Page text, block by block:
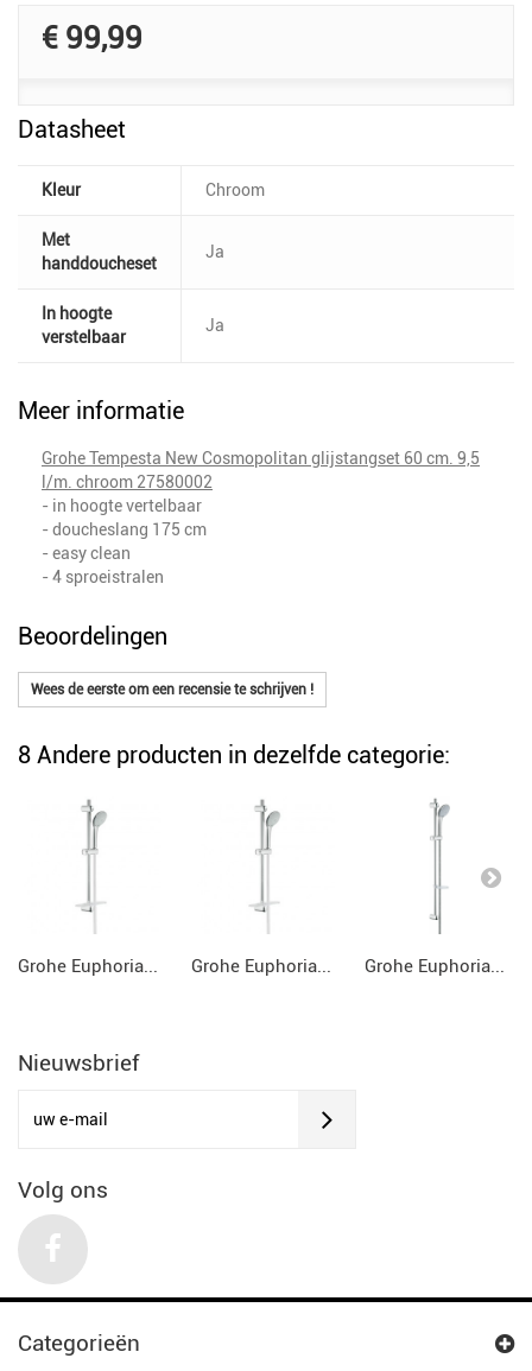
€ 99,99
Datasheet
Kleur Chroom
Met
handdoucheset
Ja
In hoogte
verstelbaar
Ja
Meer informatie
Grohe Tempesta New Cosmopolitan glijstangset 60 cm. 9,5
l/m. chroom 27580002
- in hoogte vertelbaar
- doucheslang 175 cm
- easy clean
- 4 sproeistralen
Beoordelingen
Wees de eerste om een recensie te schrijven !
8 Andere producten in dezelfde categorie:
Grohe Euphoria... Grohe Euphoria... Grohe Euphoria...
Nieuwsbrief
Volg ons
Categorieën